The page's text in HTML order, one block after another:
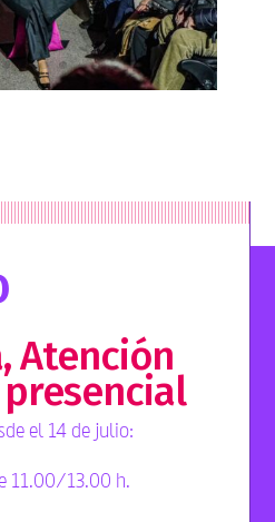
Atención
el 14 de julio:
11.00/13.00 h.